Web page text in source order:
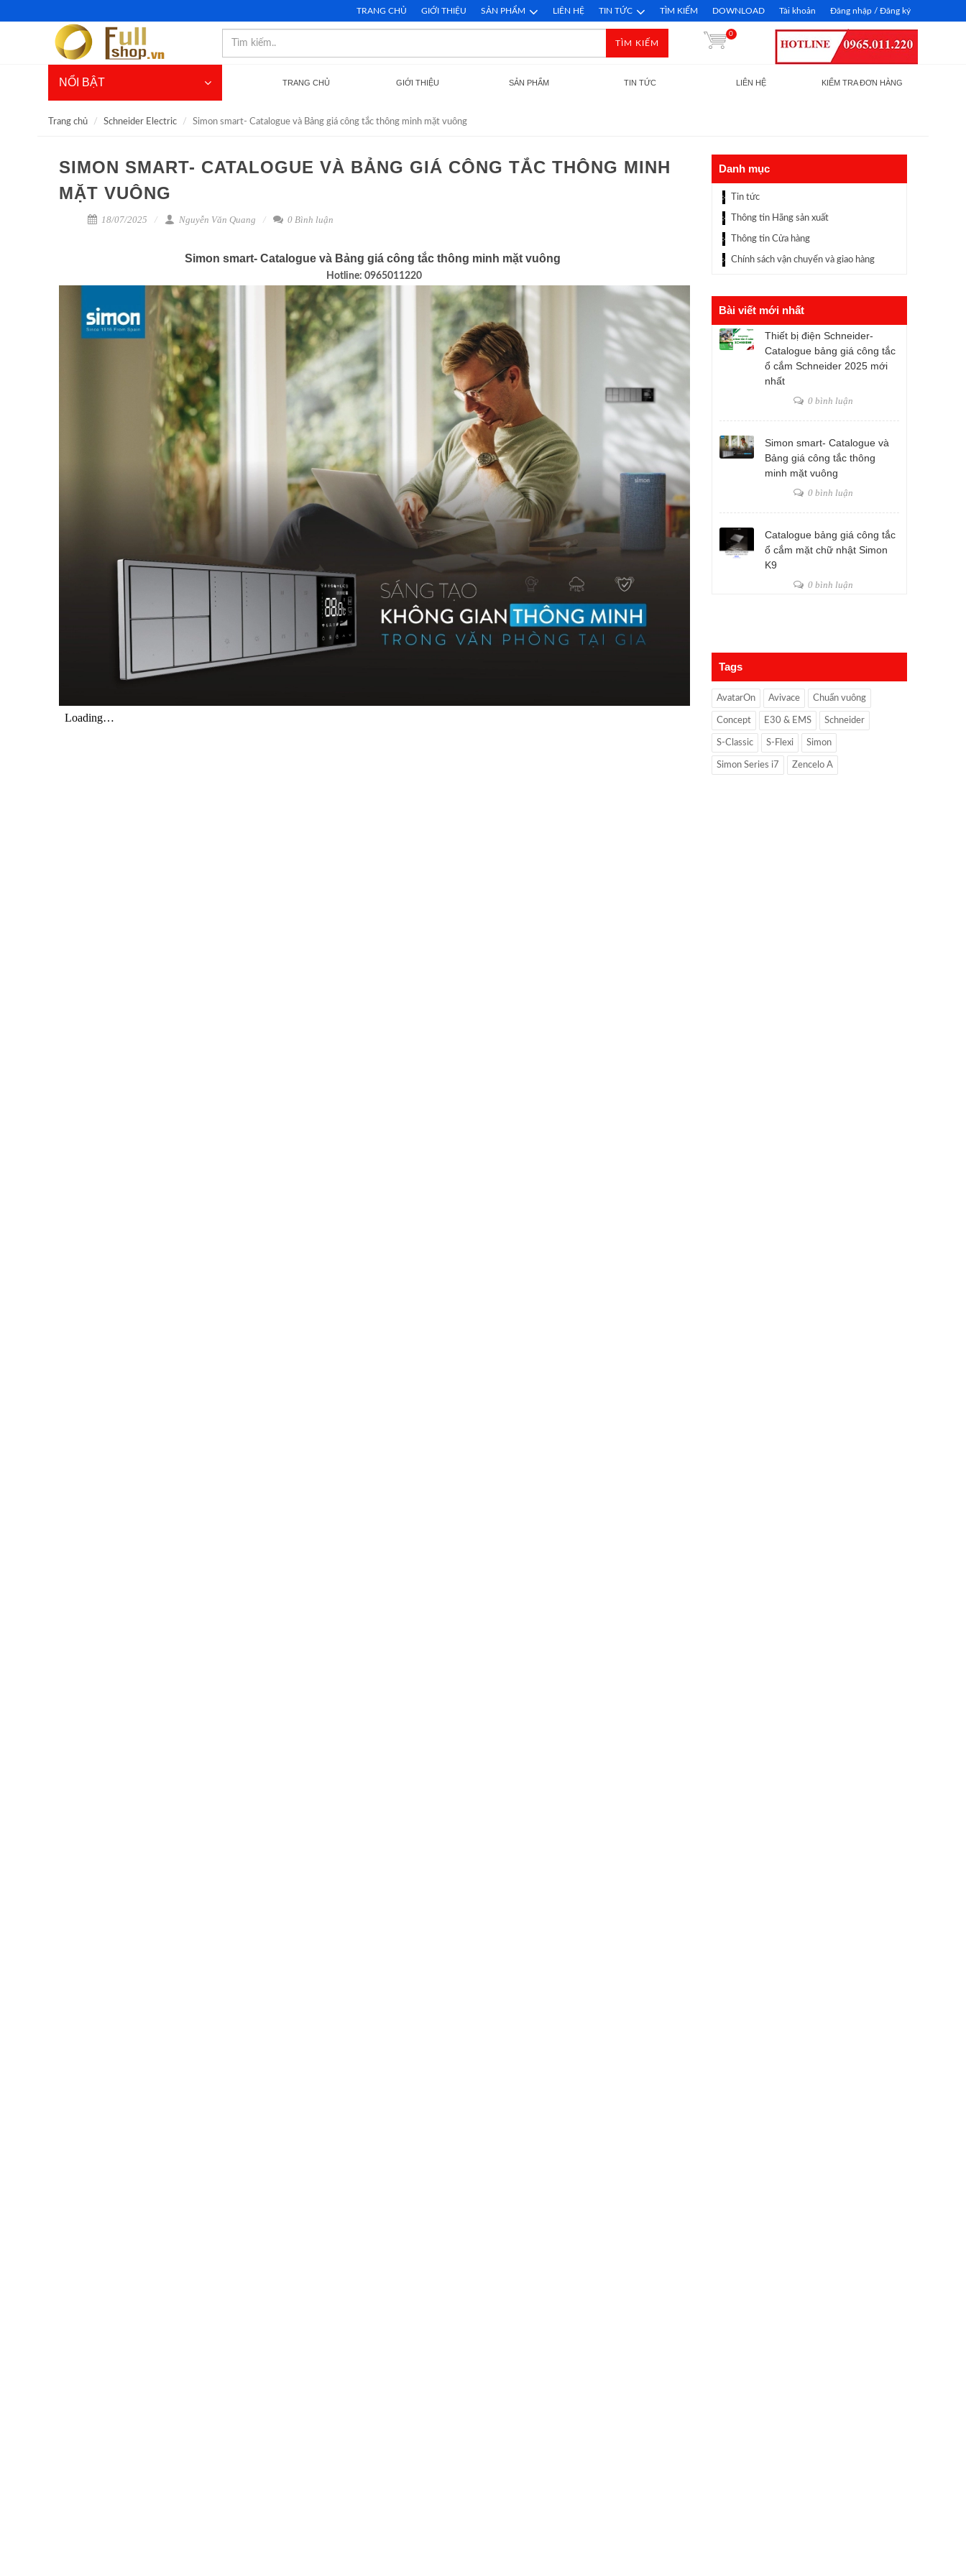
TRANG CHỦ GIỚI THIỆU SẢN PHẨM LIÊN HỆ TIN TỨC TÌM KIẾM DOWNLOAD Tài khoản Đăng nhập / Đăng ký
TÌM KIẾM
0
NỔI BẬT TRANG CHỦ GIỚI THIỆU SẢN PHẨM TIN TỨC LIÊN HỆ KIỂM TRA ĐƠN HÀNG
Trang chủ Schneider Electric Simon smart- Catalogue và Bảng giá công tắc thông minh mặt vuông
SIMON SMART- CATALOGUE VÀ BẢNG GIÁ CÔNG TẮC THÔNG MINH
MẶT VUÔNG
18/07/2025 Nguyễn Văn Quang 0 Bình luận
Simon smart- Catalogue và Bảng giá công tắc thông minh mặt vuông
Hotline: 0965011220
Danh mục
Tin tức
Thông tin Hãng sản xuất
Thông tin Cửa hàng
Chính sách vận chuyển và giao hàng
Bài viết mới nhất
Thiết bị điện Schneider-
Catalogue bảng giá công tắc
ổ cắm Schneider 2025 mới
nhất
0 bình luận
Simon smart- Catalogue và
Bảng giá công tắc thông
minh mặt vuông
0 bình luận
Catalogue bảng giá công tắc
ổ cắm mặt chữ nhật Simon
K9
0 bình luận
Tags
AvatarOn Avivace Chuẩn vuông
Concept E30 & EMS Schneider
S-Classic S-Flexi Simon
Simon Series i7 Zencelo A